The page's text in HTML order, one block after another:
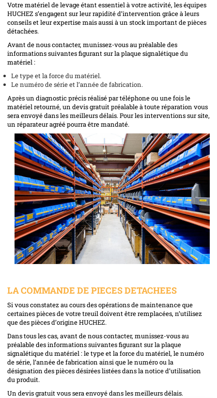
Votre matériel de levage étant essentiel à votre activité, les équipes
HUCHEZ s’engagent sur leur rapidité d’intervention grâce à leurs
conseils et leur expertise mais aussi à un stock important de pièces
détachées.
Avant de nous contacter, munissez-vous au préalable des
informations suivantes figurant sur la plaque signalétique du
matériel :
Le type et la force du matériel.
Le numéro de série et l’année de fabrication.
Après un diagnostic précis réalisé par téléphone ou une fois le
matériel retourné, un devis gratuit préalable à toute réparation vous
sera envoyé dans les meilleurs délais. Pour les interventions sur site,
un réparateur agréé pourra être mandaté.
LA COMMANDE DE PIECES DETACHEES
Si vous constatez au cours des opérations de maintenance que
certaines pièces de votre treuil doivent être remplacées, n’utilisez
que des pièces d’origine HUCHEZ.
Dans tous les cas, avant de nous contacter, munissez-vous au
préalable des informations suivantes figurant sur la plaque
signalétique du matériel : le type et la force du matériel, le numéro
de série, l’année de fabrication ainsi que le numéro ou la
désignation des pièces désirées listées dans la notice d’utilisation
du produit.
Un devis gratuit vous sera envoyé dans les meilleurs délais.